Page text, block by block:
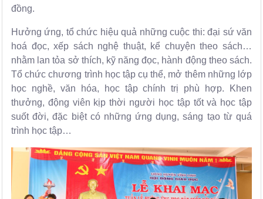
đồng.
Hưởng ứng, tổ chức hiệu quả những cuộc thi: đại sứ văn
hoá đọc, xếp sách nghệ thuật, kể chuyện theo sách…
nhằm lan tỏa sở thích, kỹ năng đọc, hành động theo sách.
Tổ chức chương trình học tập cụ thể, mở thêm những lớp
học nghề, văn hóa, học tập chính trị phù hợp. Khen
thưởng, động viên kịp thời người học tập tốt và học tập
suốt đời, đặc biệt có những ứng dụng, sáng tạo từ quá
trình học tập…